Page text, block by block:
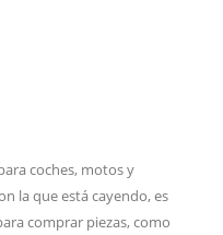
coches, motos y
la que está cayendo, es
comprar piezas, como